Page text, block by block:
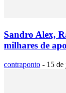
Sandro Alex,
milhares de
contraponto - 15 de